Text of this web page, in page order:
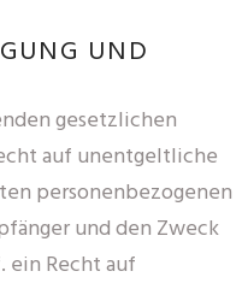
UND
gesetzlichen
auf unentgeltliche
personenbezogenen
und den Zweck
ein Recht auf